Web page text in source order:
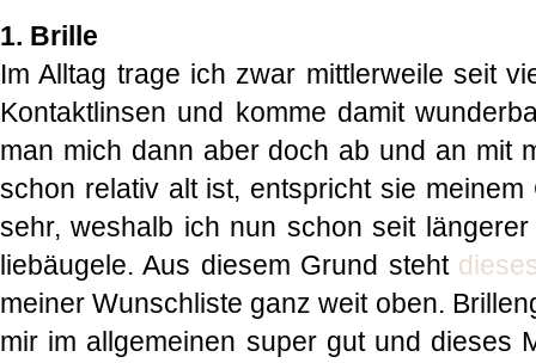
1. Brille
Im Alltag trage ich zwar mittlerweile seit
Kontaktlinsen und komme damit
man mich dann aber doch ab und an mit
schon relativ alt ist, entspricht sie
sehr, weshalb ich nun schon seit
liebäugele. Aus diesem Grund steht
meiner Wunschliste ganz weit oben.
mir im allgemeinen super gut und dieses